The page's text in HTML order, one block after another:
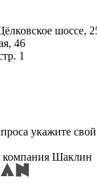
шоссе,
46
1
укажите
компания Шаклин